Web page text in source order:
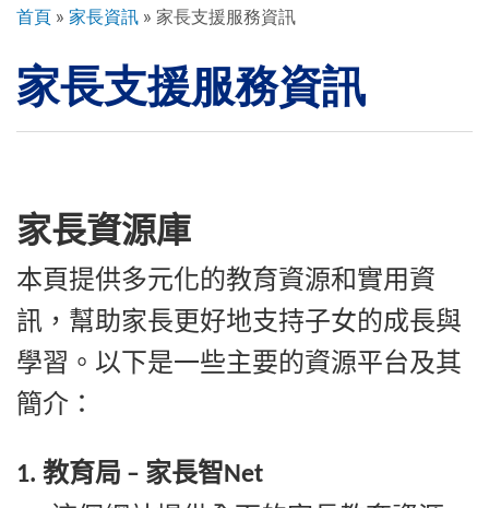
導
連
結
首頁 家長資訊 家長支援服務資訊
家長支援服務資訊
家長資源庫
本頁提供多元化的教育資源和實用資
訊，幫助家長更好地支持子女的成長與
學習。以下是一些主要的資源平台及其
簡介：
1. 教育局 – 家長智 Net